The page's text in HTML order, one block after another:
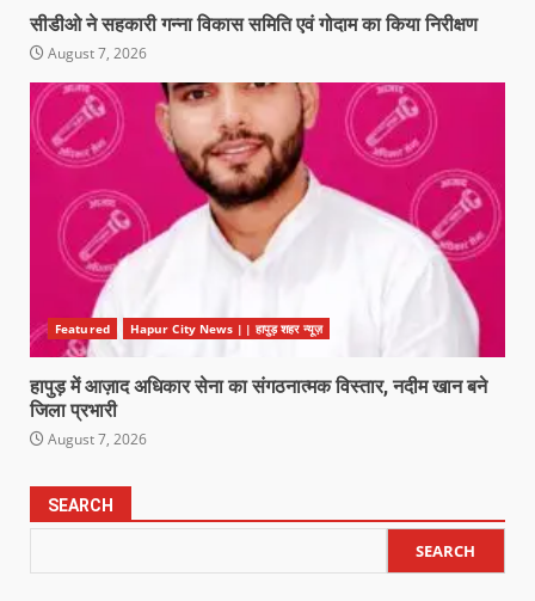
सीडीओ ने सहकारी गन्ना विकास समिति एवं गोदाम का किया निरीक्षण
August 7, 2026
Featured Hapur City News || हापुड़ शहर न्यूज़
हापुड़ में आज़ाद अधिकार सेना का संगठनात्मक विस्तार, नदीम खान बने
जिला प्रभारी
August 7, 2026
SEARCH
SEARCH